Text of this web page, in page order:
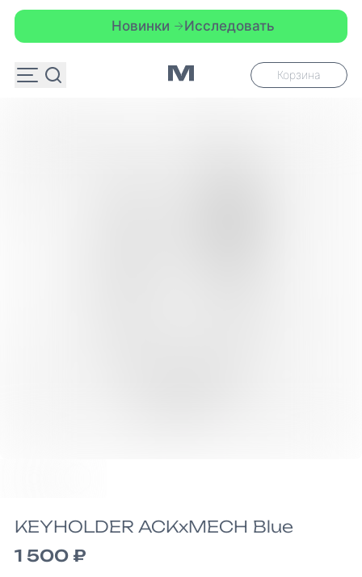
Новинки Исследовать
Корзина
KEYHOLDER ACKxMECH Blue
1 500 ₽